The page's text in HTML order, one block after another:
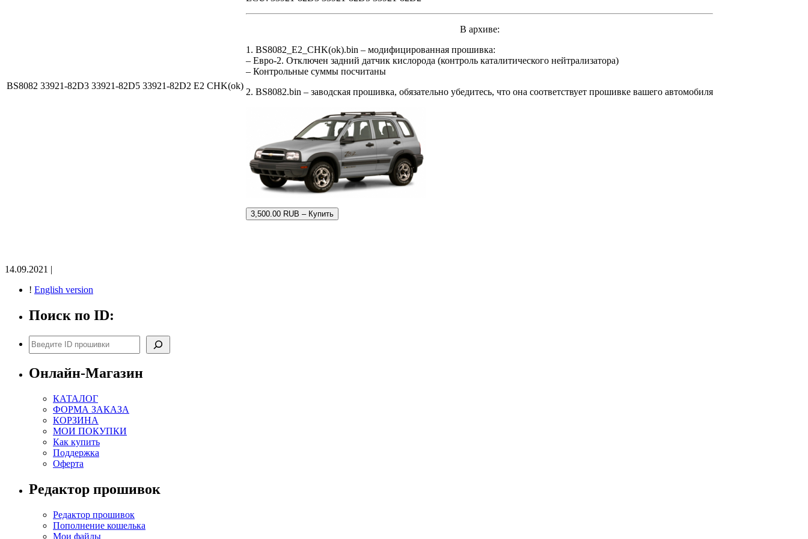
BS8082 33921-82D3 33921-82D5 33921-82D2 E2 CHK(ok)
В архиве:
1. BS8082_E2_CHK(ok).bin – модифицированная прошивка:
– Евро-2. Отключен задний датчик кислорода (контроль каталитического нейтрализатора)
– Контрольные суммы посчитаны
2. BS8082.bin – заводская прошивка, обязательно убедитесь, что она соответствует прошивке вашего автомобиля
3,500.00 RUB – Купить
14.09.2021 |
! English version
Поиск по ID:
Поиск
Онлайн-Магазин
КАТАЛОГ
ФОРМА ЗАКАЗА
КОРЗИНА
МОИ ПОКУПКИ
Как купить
Поддержка
Оферта
Редактор прошивок
Редактор прошивок
Пополнение кошелька
Мои файлы